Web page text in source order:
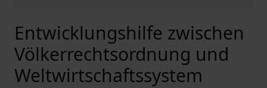
Entwicklungshilfe zwischen
Völkerrechtsordnung und
Weltwirtschaftssystem